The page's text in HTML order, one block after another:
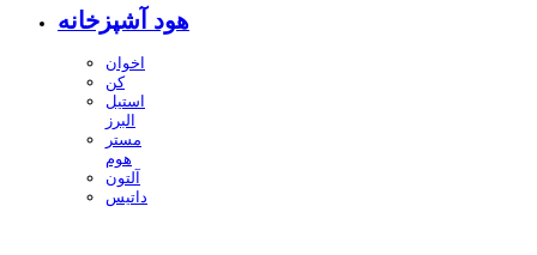
هود آشپزخانه
اخوان
کن
استیل
البرز
مستر
هوم
آلتون
داتیس